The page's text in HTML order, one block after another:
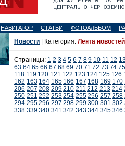
НАВИГАТОР СТАТЬИ ФОТОАЛЬБОМ
Новости | Категория: Лента новостей
Страницы: 1 2 3 4 5 6 7 8 9 10 11 12
63 64 65 66 67 68 69 70 71 72 73 74 75
118 119 120 121 122 123 124 125 126
162 163 164 165 166 167 168 169 170
206 207 208 209 210 211 212 213 214
250 251 252 253 254 255 256 257 258
294 295 296 297 298 299 300 301 302
338 339 340 341 342 343 344 345 346